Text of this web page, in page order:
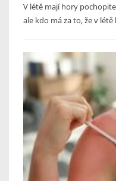
V létě mají hory
ale kdo má za to, že v